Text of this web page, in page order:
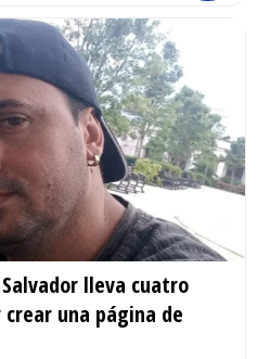
lleva cuatro
crear una página de